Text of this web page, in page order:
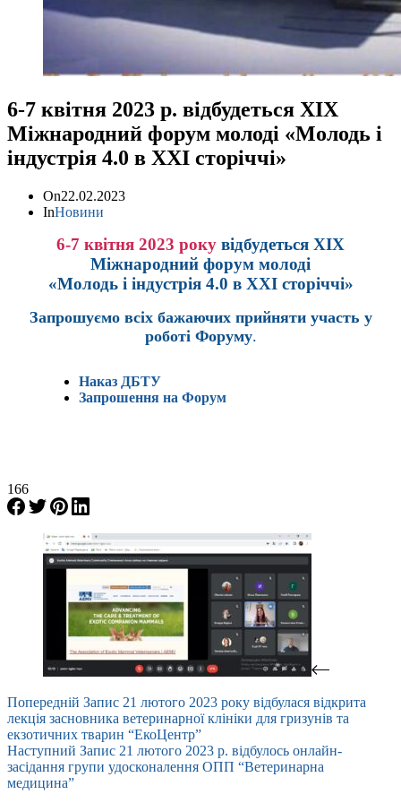
6-7 квітня 2023 р. відбудеться XІХ
Міжнародний форум молоді «Молодь і
індустрія 4.0 в XXI сторіччі»
On22.02.2023
InНовини
6-7 квітня 2023 року відбудеться XІХ
Міжнародний форум молоді
«Молодь і індустрія 4.0 в XXI сторіччі»
Запрошуємо всіх бажаючих прийняти участь у
роботі Форуму.
Наказ ДБТУ
Запрошення на Форум
166
Попередній Запис 21 лютого 2023 року відбулася відкрита
лекція засновника ветеринарної клініки для гризунів та
екзотичних тварин “ЕкоЦентр”
Наступний Запис 21 лютого 2023 р. відбулось онлайн-
засідання групи удосконалення ОПП “Ветеринарна
медицина”